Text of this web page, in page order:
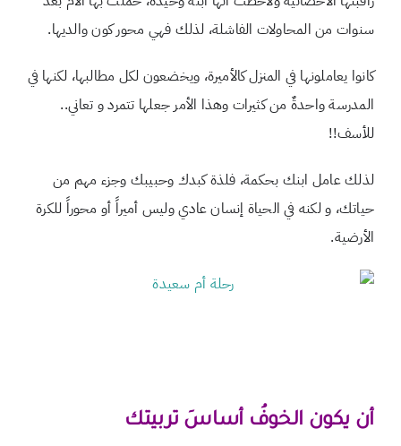
سنوات من المحاولات الفاشلة، لذلك فهي محور كون والديها.
كانوا يعاملونها في المنزل كالأميرة، ويخضعون لكل مطالبها، لكنها في
المدرسة واحدةٌ من كثيرات وهذا الأمر جعلها تتمرد و تعاني..
للأسف!!
لذلك عامل ابنك بحكمة، فلذة كبدك وحبيبك وجزء مهم من
حياتك، و لكنه في الحياة إنسان عادي وليس أميراً أو محوراً للكرة
الأرضية.
أن يكون الخوفُ أساسَ تربيتك